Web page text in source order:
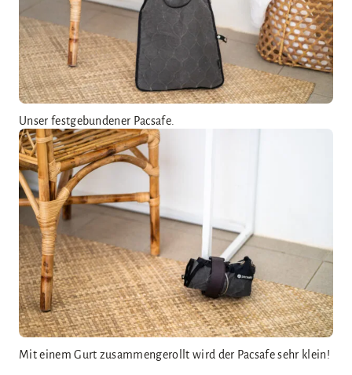
Unser festgebundener Pacsafe.
Mit einem Gurt zusammengerollt wird der Pacsafe sehr klein!